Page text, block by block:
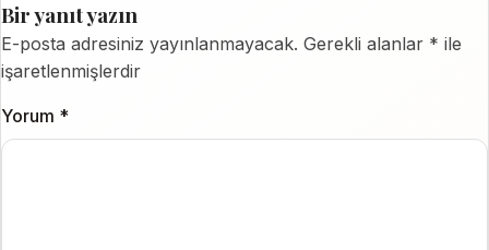
Bir yanıt yazın
E-posta adresiniz yayınlanmayacak. Gerekli alanlar * ile
işaretlenmişlerdir
Yorum *